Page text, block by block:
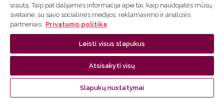
srautą. Taip pat dalijamės informacija apie tai, kaip naudojatės mūsų
svetaine, su savo socialinės medijos, reklamavimo ir analizės
partneriais. Privatumo politika
Leisti visus slapukus
Atsisakyti visų
Slapukų nustatymai